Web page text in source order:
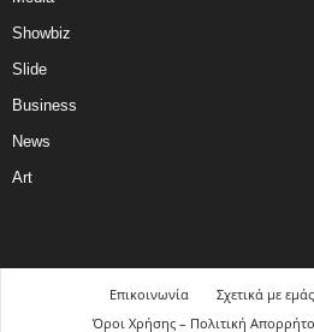
Showbiz
Slide
Business
News
Art
Επικοινωνία Σχετικά με εμάς
Όροι Χρήσης – Πολιτική